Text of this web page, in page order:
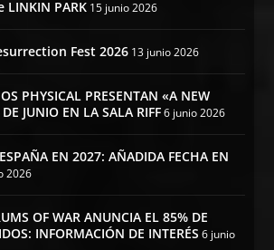
LINKIN PARK 15 junio 2026
Fest 2026 13 junio 2026
PHYSICAL PRESENTAN «A NEW
JUNIO EN LA SALA RIFF 6 junio 2026
EN 2027: AÑADIDA FECHA EN
2026
OF WAR ANUNCIA EL 85% DE
INFORMACIÓN DE INTERÉS 6 junio